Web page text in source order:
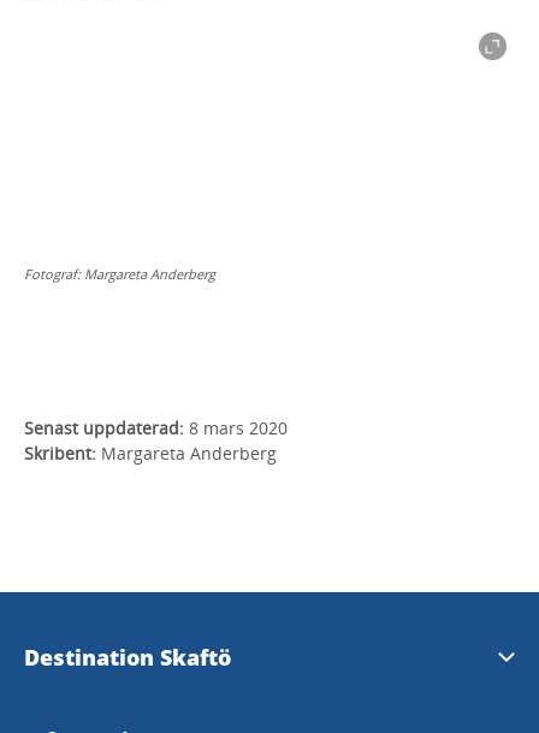
Fotograf: Margareta Anderberg
Senast uppdaterad: 8 mars 2020
Skribent: Margareta Anderberg
Destination Skaftö